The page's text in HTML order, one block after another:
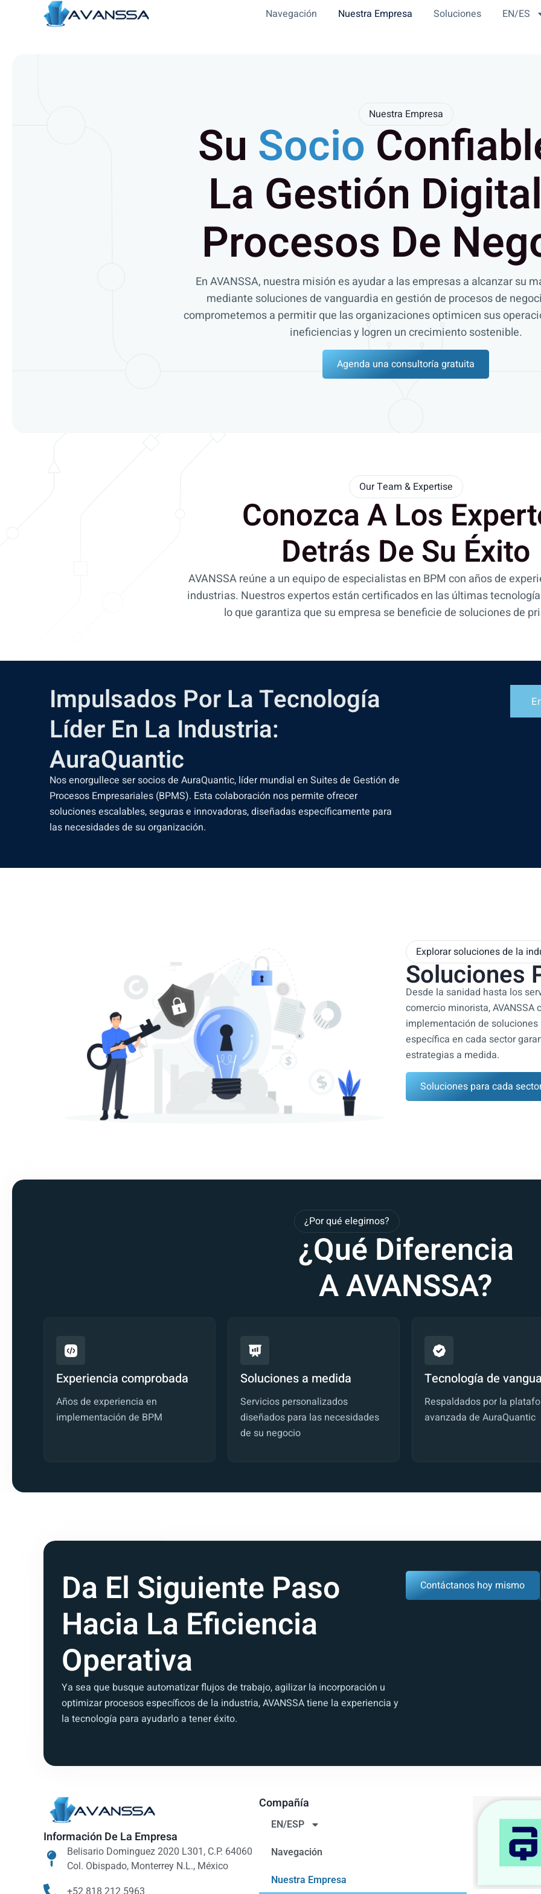
Navegación Nuestra Empresa Soluciones EN/ES
Nuestra Empresa
Su Socio
La Gestión
Procesos De
En AVANSSA, nuestra misión es ayudar a las empresas a alcanzar su
mediante soluciones de vanguardia en gestión de procesos de
comprometemos a permitir que las organizaciones optimicen sus
ineficiencias y logren un crecimiento sostenible.
Agenda una consultoría gratuita
Our Team & Expertise
Conozca A Los
Detrás De Su Éxito
AVANSSA reúne a un equipo de especialistas en BPM con años de
industrias. Nuestros expertos están certificados en las últimas
lo que garantiza que su empresa se beneficie de soluciones de
Impulsados Por La Tecnología
Líder En La Industria:
AuraQuantic
Nos enorgullece ser socios de AuraQuantic, líder mundial en Suites de Gestión de
Procesos Empresariales (BPMS). Esta colaboración nos permite ofrecer
soluciones escalables, seguras e innovadoras, diseñadas específicamente para
las necesidades de su organización.
Explorar soluciones de la
Soluciones
Desde la sanidad hasta los
comercio minorista,
implementación de
específica en cada sector
estrategias a medida.
Soluciones para cada
¿Por qué elegirnos?
¿Qué Diferencia
A AVANSSA?
Experiencia comprobada
Años de experiencia en
implementación de BPM
Soluciones a medida
Servicios personalizados
diseñados para las necesidades
de su negocio
Tecnología de
Respaldados por la
avanzada de AuraQuantic
Da El Siguiente Paso
Hacia La Eficiencia
Operativa
Ya sea que busque automatizar flujos de trabajo, agilizar la incorporación u
optimizar procesos específicos de la industria, AVANSSA tiene la experiencia y
la tecnología para ayudarlo a tener éxito.
Contáctanos hoy mismo
Información De La Empresa
Belisario Dominguez 2020 L301, C.P. 64060
Col. Obispado, Monterrey N.L., México
+52 818 212 5963
Compañía
EN/ESP
Navegación
Nuestra Empresa